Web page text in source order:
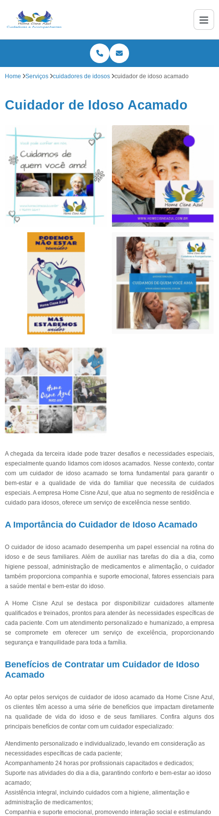
Home Serviços cuidadores de idosos cuidador de idoso acamado
Cuidador de Idoso Acamado
A chegada da terceira idade pode trazer desafios e necessidades especiais,
especialmente quando lidamos com idosos acamados. Nesse contexto, contar
com um cuidador de idoso acamado se torna fundamental para garantir o
bem-estar e a qualidade de vida do familiar que necessita de cuidados
especiais. A empresa Home Cisne Azul, que atua no segmento de residência e
cuidado para idosos, oferece um serviço de excelência nesse sentido.
A Importância do Cuidador de Idoso Acamado
O cuidador de idoso acamado desempenha um papel essencial na rotina do
idoso e de seus familiares. Além de auxiliar nas tarefas do dia a dia, como
higiene pessoal, administração de medicamentos e alimentação, o cuidador
também proporciona companhia e suporte emocional, fatores essenciais para
a saúde mental e bem-estar do idoso.
A Home Cisne Azul se destaca por disponibilizar cuidadores altamente
qualificados e treinados, prontos para atender às necessidades específicas de
cada paciente. Com um atendimento personalizado e humanizado, a empresa
se compromete em oferecer um serviço de excelência, proporcionando
segurança e tranquilidade para toda a família.
Benefícios de Contratar um Cuidador de Idoso
Acamado
Ao optar pelos serviços de cuidador de idoso acamado da Home Cisne Azul,
os clientes têm acesso a uma série de benefícios que impactam diretamente
na qualidade de vida do idoso e de seus familiares. Confira alguns dos
principais benefícios de contar com um cuidador especializado:
Atendimento personalizado e individualizado, levando em consideração as
necessidades específicas de cada paciente;
Acompanhamento 24 horas por profissionais capacitados e dedicados;
Suporte nas atividades do dia a dia, garantindo conforto e bem-estar ao idoso
acamado;
Assistência integral, incluindo cuidados com a higiene, alimentação e
administração de medicamentos;
Companhia e suporte emocional, promovendo interação social e estimulando